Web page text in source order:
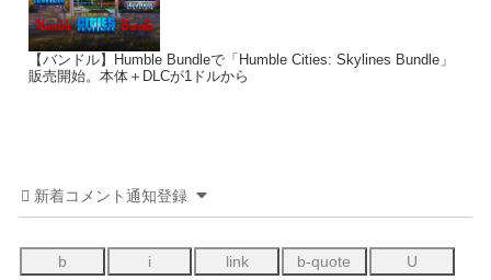
【バンドル】Humble Bundleで「Humble Cities: Skylines Bundle」
販売開始。本体＋DLCが1ドルから
新着コメント通知登録